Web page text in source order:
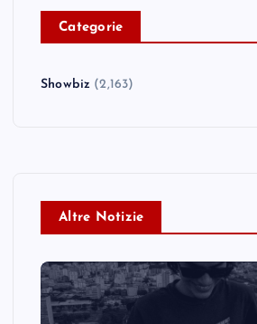
Categorie
Showbiz (2,163)
Altre Notizie